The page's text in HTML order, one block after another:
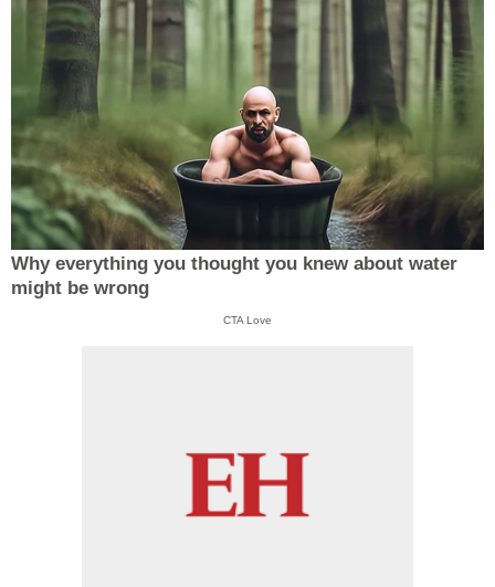
Why everything you thought you knew about water
might be wrong
CTA Love